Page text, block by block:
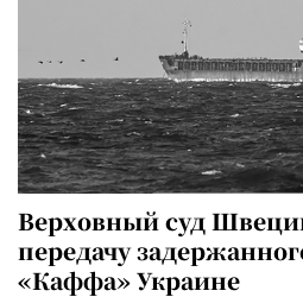
Верховный суд
передачу
«Каффа» Украине